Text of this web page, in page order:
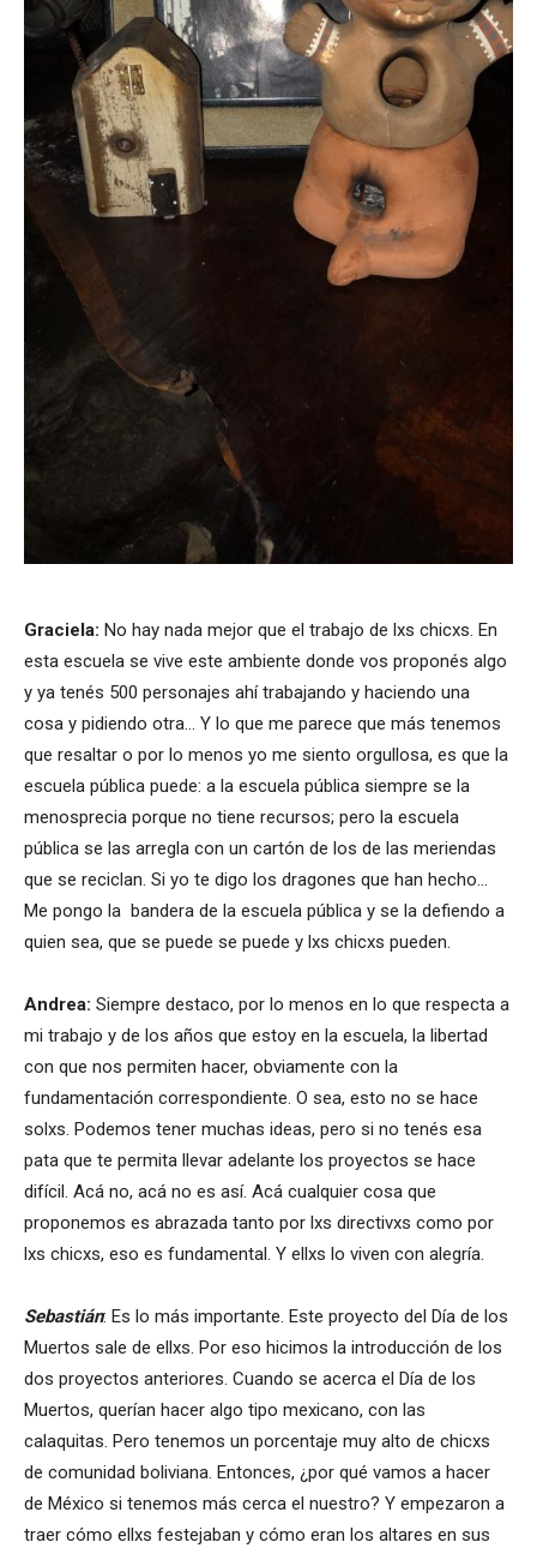
Graciela: No hay nada mejor que el trabajo de lxs chicxs. En
esta escuela se vive este ambiente donde vos proponés algo
y ya tenés 500 personajes ahí trabajando y haciendo una
cosa y pidiendo otra… Y lo que me parece que más tenemos
que resaltar o por lo menos yo me siento orgullosa, es que la
escuela pública puede: a la escuela pública siempre se la
menosprecia porque no tiene recursos; pero la escuela
pública se las arregla con un cartón de los de las meriendas
que se reciclan. Si yo te digo los dragones que han hecho…
Me pongo la bandera de la escuela pública y se la defiendo a
quien sea, que se puede se puede y lxs chicxs pueden.
Andrea: Siempre destaco, por lo menos en lo que respecta a
mi trabajo y de los años que estoy en la escuela, la libertad
con que nos permiten hacer, obviamente con la
fundamentación correspondiente. O sea, esto no se hace
solxs. Podemos tener muchas ideas, pero si no tenés esa
pata que te permita llevar adelante los proyectos se hace
difícil. Acá no, acá no es así. Acá cualquier cosa que
proponemos es abrazada tanto por lxs directivxs como por
lxs chicxs, eso es fundamental. Y ellxs lo viven con alegría.
Sebastián: Es lo más importante. Este proyecto del Día de los
Muertos sale de ellxs. Por eso hicimos la introducción de los
dos proyectos anteriores. Cuando se acerca el Día de los
Muertos, querían hacer algo tipo mexicano, con las
calaquitas. Pero tenemos un porcentaje muy alto de chicxs
de comunidad boliviana. Entonces, ¿por qué vamos a hacer
de México si tenemos más cerca el nuestro? Y empezaron a
traer cómo ellxs festejaban y cómo eran los altares en sus